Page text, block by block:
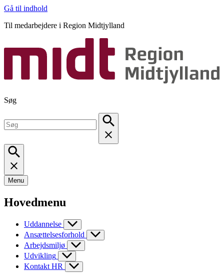
Gå til indhold
Til medarbejdere i Region Midtjylland
Søg
Menu
Hovedmenu
Uddannelse
Ansættelsesforhold
Arbejdsmiljø
Udvikling
Kontakt HR